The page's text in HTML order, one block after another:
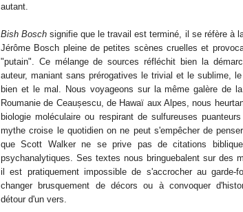
autant.
Bish Bosch signifie que le travail est terminé, il se réfère à
Jérôme Bosch pleine de petites scènes cruelles et
"putain". Ce mélange de sources réfléchit bien la
auteur, maniant sans prérogatives le trivial et le sublime,
bien et le mal. Nous voyageons sur la même galère de
Roumanie de Ceaușescu, de Hawaï aux Alpes, nous
biologie moléculaire ou respirant de sulfureuses
mythe croise le quotidien on ne peut s'empêcher de
que Scott Walker ne se prive pas de citations
psychanalytiques. Ses textes nous bringuebalent sur des
il est pratiquement impossible de s'accrocher au
changer brusquement de décors ou à convoquer
détour d'un vers.